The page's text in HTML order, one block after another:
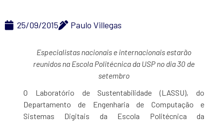
25/09/2015 Paulo Villegas
Especialistas nacionais e internacionais estarão
reunidos na Escola Politécnica da USP no dia 30 de
setembro
O Laboratório de Sustentabilidade (LASSU), do
Departamento de Engenharia de Computação e
Sistemas Digitais da Escola Politécnica da